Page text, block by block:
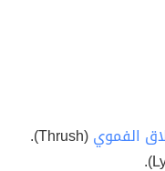
الفموي(Thrush).